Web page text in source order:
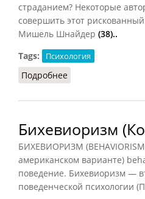
страданием? Некоторые
совершить этот
Мишель Шнайдер (38)..
Tags:
Психология
Подробнее
Бихевиоризм
БИХЕВИОРИЗМ
американском варианте)
поведение. Бихевиоризм —
поведенческой психологии